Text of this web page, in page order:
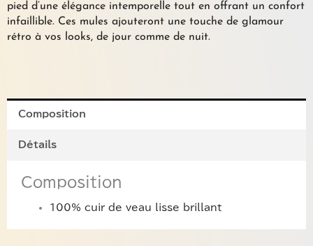
pied d’une élégance intemporelle tout en offrant un confort
infaillible. Ces mules ajouteront une touche de glamour
rétro à vos looks, de jour comme de nuit.
Composition
Détails
Composition
100% cuir de veau lisse brillant